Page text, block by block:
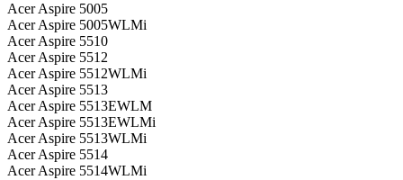
Acer Aspire 5005
Acer Aspire 5005WLMi
Acer Aspire 5510
Acer Aspire 5512
Acer Aspire 5512WLMi
Acer Aspire 5513
Acer Aspire 5513EWLM
Acer Aspire 5513EWLMi
Acer Aspire 5513WLMi
Acer Aspire 5514
Acer Aspire 5514WLMi